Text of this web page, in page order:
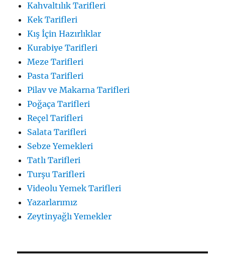
Kahvaltılık Tarifleri
Kek Tarifleri
Kış İçin Hazırlıklar
Kurabiye Tarifleri
Meze Tarifleri
Pasta Tarifleri
Pilav ve Makarna Tarifleri
Poğaça Tarifleri
Reçel Tarifleri
Salata Tarifleri
Sebze Yemekleri
Tatlı Tarifleri
Turşu Tarifleri
Videolu Yemek Tarifleri
Yazarlarımız
Zeytinyağlı Yemekler